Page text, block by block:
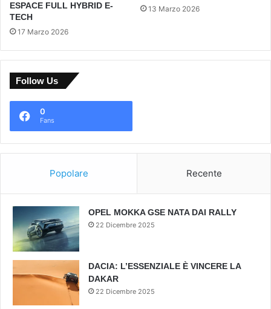
ESPACE FULL HYBRID E-
TECH
17 Marzo 2026
13 Marzo 2026
Follow Us
0
Fans
Popolare Recente
OPEL MOKKA GSE NATA DAI RALLY
22 Dicembre 2025
DACIA: L’ESSENZIALE È VINCERE LA
DAKAR
22 Dicembre 2025